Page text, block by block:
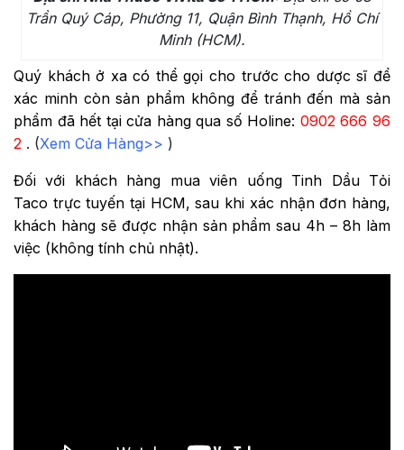
Trần Quý Cáp, Phường 11, Quận Bình Thạnh, Hồ Chí
Minh (HCM).
Quý khách ở xa có thể gọi cho trước cho dược sĩ để
xác minh còn sản phẩm không để tránh đến mà sản
phẩm đã hết tại cửa hàng qua số Holine: 0902 666 96
2 . (Xem Cửa Hàng>> )
Đối với khách hàng muaviên uống Tinh Dầu Tỏi
Taco trực tuyến tại HCM, sau khi xác nhận đơn hàng,
khách hàng sẽ được nhận sản phẩm sau 4h – 8h làm
việc (không tính chủ nhật).